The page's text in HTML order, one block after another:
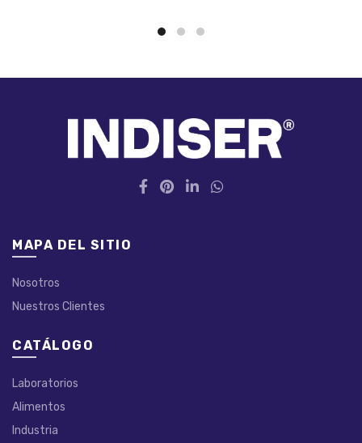
MAPA DEL SITIO
Nosotros
Nuestros Clientes
CATÁLOGO
Laboratorios
Alimentos
Industria